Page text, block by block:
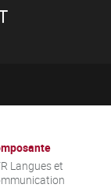
Langues et